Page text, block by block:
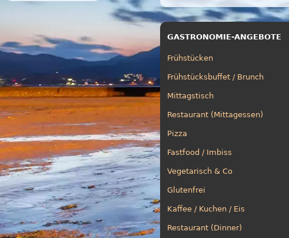
GASTRONOMIE-ANGEBOTE
Frühstücken
Frühstücksbuffet / Brunch
Mittagstisch
Restaurant (Mittagessen)
Pizza
Fastfood / Imbiss
Vegetarisch & Co
Glutenfrei
Kaffee / Kuchen / Eis
Restaurant (Dinner)